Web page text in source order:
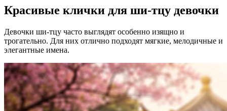
Красивые клички для ши-тцу девочки
Девочки ши-тцу часто выглядят особенно изящно и
трогательно. Для них отлично подходят мягкие, мелодичные и
элегантные имена.